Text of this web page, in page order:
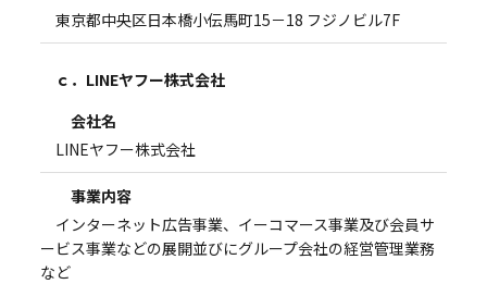
東京都中央区日本橋小伝馬町15－18 フジノビル7F
ｃ．LINEヤフー株式会社
会社名
LINEヤフー株式会社
事業内容
インターネット広告事業、イーコマース事業及び会員サ
ービス事業などの展開並びにグループ会社の経営管理業務
など